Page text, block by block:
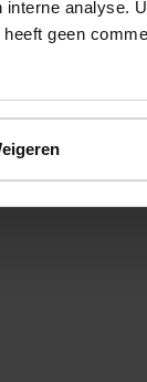
interne analyse.
geen